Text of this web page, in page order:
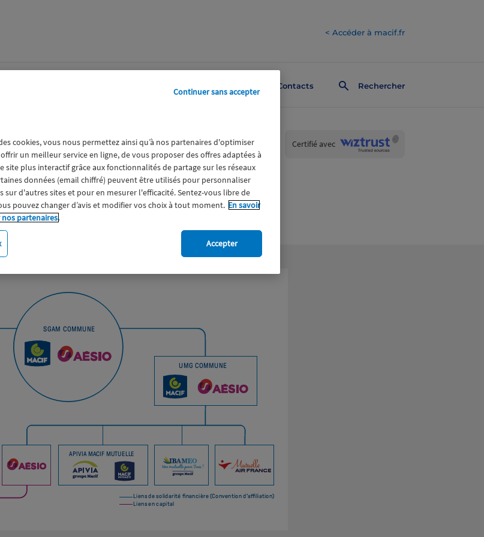
< Accéder à macif.fr
Contacts Rechercher
Certifié avecWiztrust
trusted
cookies, vous nous permettez ainsi qu’à nos partenaires d'optimiser
un meilleur service en ligne, de vous proposer des offres adaptées à
site plus interactif grâce aux fonctionnalités de partage sur les réseaux
données (email chiffré) peuvent être utilisés pour personnaliser
sur d'autres sites et pour en mesurer l'efficacité. Sentez-vous libre de
pouvez changer d’avis et modifier vos choix à tout moment. En savoir
partenaires.
Continuer sans accepter
Accepter